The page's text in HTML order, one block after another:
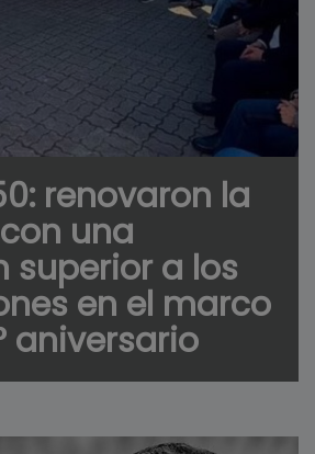
renovaron la
una
superior a los
en el marco
aniversario